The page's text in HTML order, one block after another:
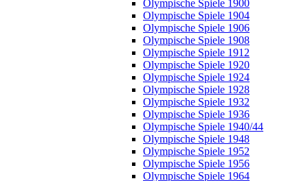
Olympische Spiele 1900
Olympische Spiele 1904
Olympische Spiele 1906
Olympische Spiele 1908
Olympische Spiele 1912
Olympische Spiele 1920
Olympische Spiele 1924
Olympische Spiele 1928
Olympische Spiele 1932
Olympische Spiele 1936
Olympische Spiele 1940/44
Olympische Spiele 1948
Olympische Spiele 1952
Olympische Spiele 1956
Olympische Spiele 1964